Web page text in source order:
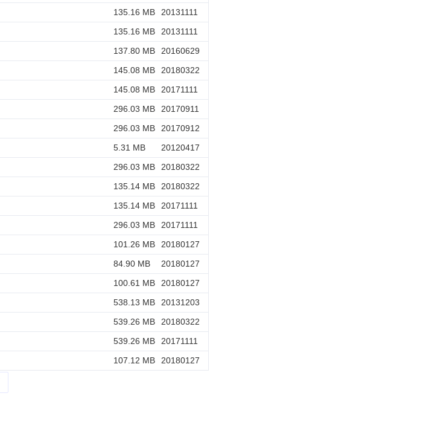
135.16 MB
20131111
135.16 MB
20131111
137.80 MB
20160629
145.08 MB
20180322
145.08 MB
20171111
296.03 MB
20170911
296.03 MB
20170912
5.31 MB
20120417
296.03 MB
20180322
135.14 MB
20180322
135.14 MB
20171111
296.03 MB
20171111
101.26 MB
20180127
84.90 MB
20180127
100.61 MB
20180127
538.13 MB
20131203
539.26 MB
20180322
539.26 MB
20171111
107.12 MB 20180127